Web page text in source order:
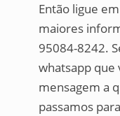
Então ligue
maiores
95084-8242.
whatsapp que
mensagem a
passamos